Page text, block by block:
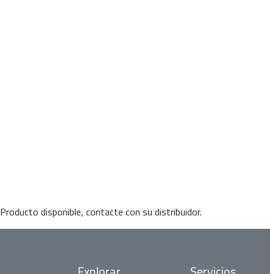
Producto disponible, contacte con su distribuidor.